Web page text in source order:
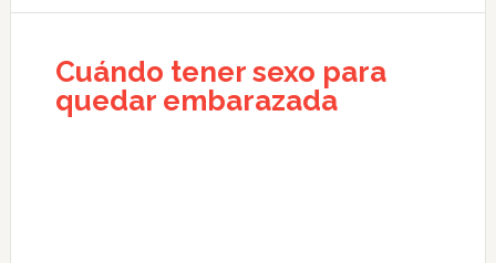
Cuándo tener sexo para
quedar embarazada